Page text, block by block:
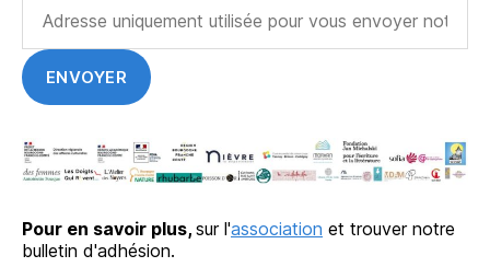
Pour en savoir plus, sur l'association et trouver notre
bulletin d'adhésion.